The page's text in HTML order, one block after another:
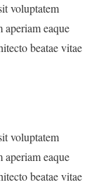
voluptatem
aperiam eaque
beatae vitae
voluptatem
aperiam eaque
beatae vitae